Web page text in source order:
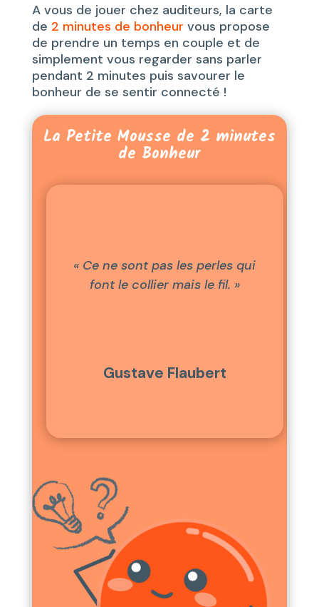
A vous de jouer chez auditeurs, la carte
de 2 minutes de bonheur vous propose
de prendre un temps en couple et de
simplement vous regarder sans parler
pendant 2 minutes puis savourer le
bonheur de se sentir connecté !
La Petite Mousse de 2 minutes
de Bonheur
« Ce ne sont pas les perles qui
font le collier mais le fil. »
Gustave Flaubert